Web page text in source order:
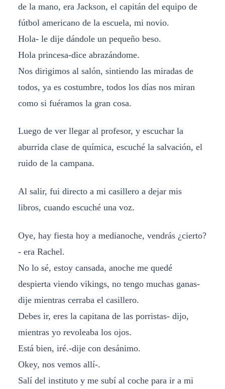
de la mano, era Jackson, el capitán del equipo de
fútbol americano de la escuela, mi novio.
Hola- le dije dándole un pequeño beso.
Hola princesa-dice abrazándome.
Nos dirigimos al salón, sintiendo las miradas de
todos, ya es costumbre, todos los días nos miran
como si fuéramos la gran cosa.
Luego de ver llegar al profesor, y escuchar la
aburrida clase de química, escuché la salvación, el
ruido de la campana.
Al salir, fui directo a mi casillero a dejar mis
libros, cuando escuché una voz.
Oye, hay fiesta hoy a medianoche, vendrás ¿cierto?
- era Rachel.
No lo sé, estoy cansada, anoche me quedé
despierta viendo vikings, no tengo muchas ganas-
dije mientras cerraba el casillero.
Debes ir, eres la capitana de las porristas- dijo,
mientras yo revoleaba los ojos.
Está bien, iré.-dije con desánimo.
Okey, nos vemos allí-.
Salí del instituto y me subí al coche para ir a mi